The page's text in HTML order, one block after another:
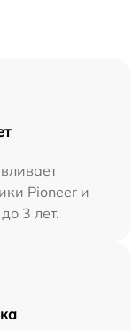
Pioneer и
3 лет.